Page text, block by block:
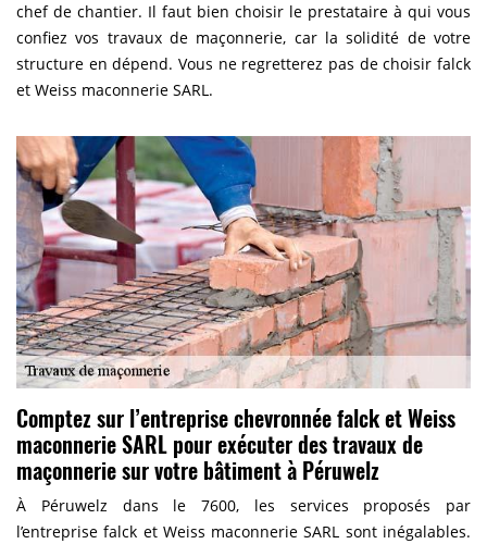
chef de chantier. Il faut bien choisir le prestataire à qui vous
confiez vos travaux de maçonnerie, car la solidité de votre
structure en dépend. Vous ne regretterez pas de choisir falck
et Weiss maconnerie SARL.
Comptez sur l’entreprise chevronnée falck et Weiss
maconnerie SARL pour exécuter des travaux de
maçonnerie sur votre bâtiment à Péruwelz
À Péruwelz dans le 7600, les services proposés par
l’entreprise falck et Weiss maconnerie SARL sont inégalables.